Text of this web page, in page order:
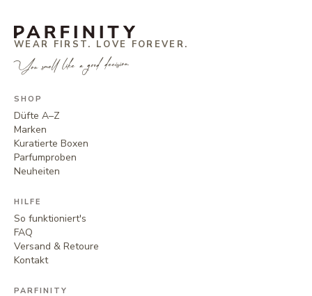
WEAR FIRST. LOVE FOREVER.
You smell like a good decision.
SHOP
Düfte A–Z
Marken
Kuratierte Boxen
Parfumproben
Neuheiten
HILFE
So funktioniert's
FAQ
Versand & Retoure
Kontakt
PARFINITY